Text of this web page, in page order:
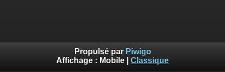
Propulsé par Piwigo
Affichage : Mobile Classique